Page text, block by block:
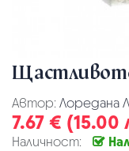
Автор: Лоредана
7.67 € (15.00
Наличност: